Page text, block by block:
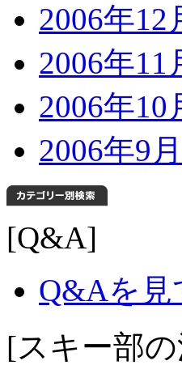
2006年12
2006年11
2006年10
2006年9
[Q&A]
Q&Aを見
[スキー部